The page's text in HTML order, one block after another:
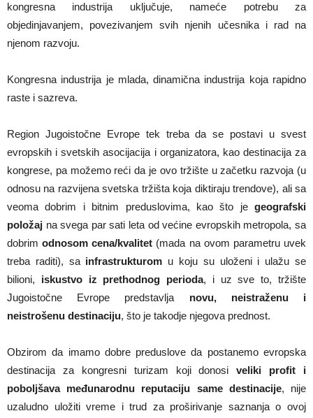
kongresna industrija uključuje, nameće potrebu za
objedinjavanjem, povezivanjem svih njenih učesnika i rad na
njenom razvoju.
Kongresna industrija je mlada, dinamična industrija koja rapidno
raste i sazreva.
Region Jugoistočne Evrope tek treba da se postavi u svest
evropskih i svetskih asocijacija i organizatora, kao destinacija za
kongrese, pa možemo reći da je ovo tržište u začetku razvoja (u
odnosu na razvijena svetska tržišta koja diktiraju trendove), ali sa
veoma dobrim i bitnim preduslovima, kao što jegeografski
položaj na svega par sati leta od većine evropskih metropola, sa
dobrimodnosom cena/kvalitet (mada na ovom parametru uvek
treba raditi), sa infrastrukturom u koju su uloženi i ulažu se
bilioni, iskustvo iz prethodnog perioda, i uz sve to, tržište
Jugoistočne Evrope predstavlja novu, neistraženu i
neistrošenu destinaciju, što je takodje njegova prednost.
Obzirom da imamo dobre preduslove da postanemo evropska
destinacija za kongresni turizam koji donosiveliki profit i
poboljšava međunarodnu reputaciju same destinacije, nije
uzaludno uložiti vreme i trud za proširivanje saznanja o ovoj